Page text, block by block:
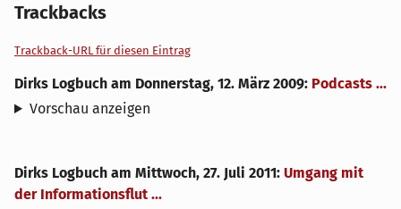
Trackbacks
Trackback-URL für diesen Eintrag
Dirks Logbuch am Donnerstag, 12. März 2009: Podcasts ...
Vorschau anzeigen
Dirks Logbuch am Mittwoch, 27. Juli 2011: Umgang mit
der Informationsflut ...